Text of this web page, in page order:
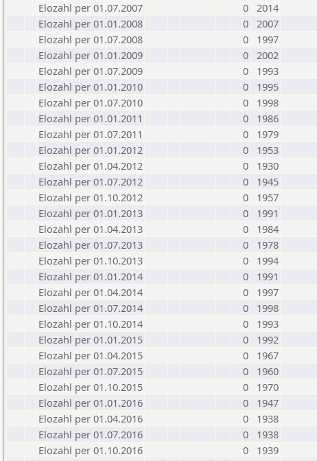
Elozahl per 01.07.2007
0 2014
Elozahl per 01.01.2008
0 2007
Elozahl per 01.07.2008
0
1997
Elozahl per 01.01.2009
0 2002
Elozahl per 01.07.2009
0
1993
Elozahl per 01.01.2010
0
1995
Elozahl per 01.07.2010
0
1998
Elozahl per 01.01.2011
0
1986
Elozahl per 01.07.2011
0
1979
Elozahl per 01.01.2012
0
1953
Elozahl per 01.04.2012
0
1930
Elozahl per 01.07.2012
0
1945
Elozahl per 01.10.2012
0
1957
Elozahl per 01.01.2013
0
1991
Elozahl per 01.04.2013
0
1984
Elozahl per 01.07.2013
0
1978
Elozahl per 01.10.2013
0
1994
Elozahl per 01.01.2014
0
1991
Elozahl per 01.04.2014
0
1997
Elozahl per 01.07.2014
0
1998
Elozahl per 01.10.2014
0
1993
Elozahl per 01.01.2015
0
1992
Elozahl per 01.04.2015
0
1967
Elozahl per 01.07.2015
0
1960
Elozahl per 01.10.2015
0
1970
Elozahl per 01.01.2016
0
1947
Elozahl per 01.04.2016
0
1938
Elozahl per 01.07.2016
0
1938
Elozahl per 01.10.2016
0
1939